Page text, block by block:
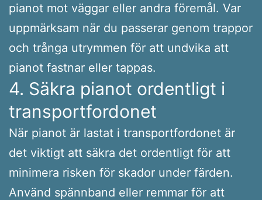
pianot mot väggar eller andra föremål. Var
uppmärksam när du passerar genom trappor
och trånga utrymmen för att undvika att
pianot fastnar eller tappas.
4. Säkra pianot ordentligt i
transportfordonet
När pianot är lastat i transportfordonet är
det viktigt att säkra det ordentligt för att
minimera risken för skador under färden.
Använd spännband eller remmar för att